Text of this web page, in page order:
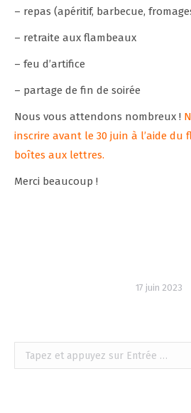
– repas (apéritif, barbecue,
– retraite aux flambeaux
– feu d’artifice
– partage de fin de soirée
Nous vous attendons nombreux !
inscrire avant le 30 juin à l’aide du
boîtes aux lettres.
Merci beaucoup !
17 juin 2023
Recherche
: